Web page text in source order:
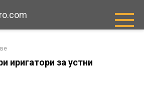
иригатори за устни